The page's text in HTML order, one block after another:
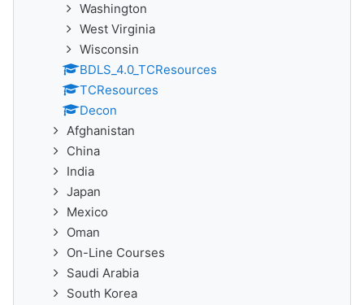
Washington
West Virginia
Wisconsin
BDLS_4.0_TCResources
TCResources
Decon
Afghanistan
China
India
Japan
Mexico
Oman
On-Line Courses
Saudi Arabia
South Korea